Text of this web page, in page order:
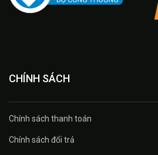
CHÍNH SÁCH
Chính sách thanh toán
Chính sách đổi trả